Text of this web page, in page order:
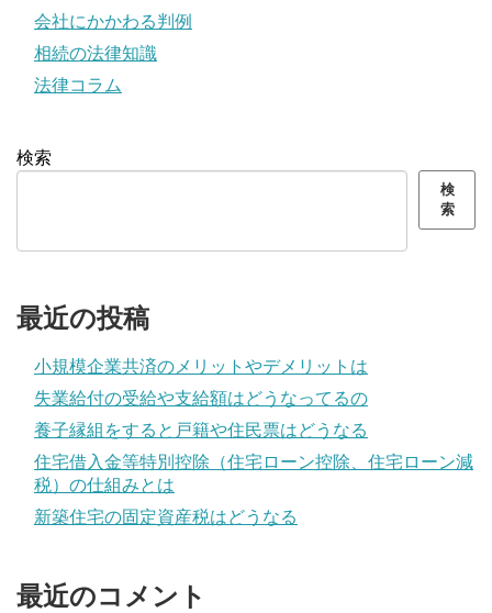
会社にかかわる判例
相続の法律知識
法律コラム
検索
検
索
最近の投稿
小規模企業共済のメリットやデメリットは
失業給付の受給や支給額はどうなってるの
養子縁組をすると戸籍や住民票はどうなる
住宅借入金等特別控除（住宅ローン控除、住宅ローン減
税）の仕組みとは
新築住宅の固定資産税はどうなる
最近のコメント